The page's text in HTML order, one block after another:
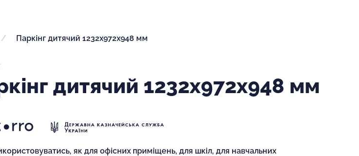
Паркінг дитячий 1232х972х948 мм
дитячий 1232х972х948 мм
як для офісних приміщень, для шкіл, для навчальних